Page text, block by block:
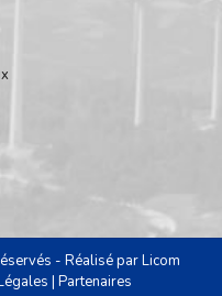
- Réalisé parLicom
| Partenaires